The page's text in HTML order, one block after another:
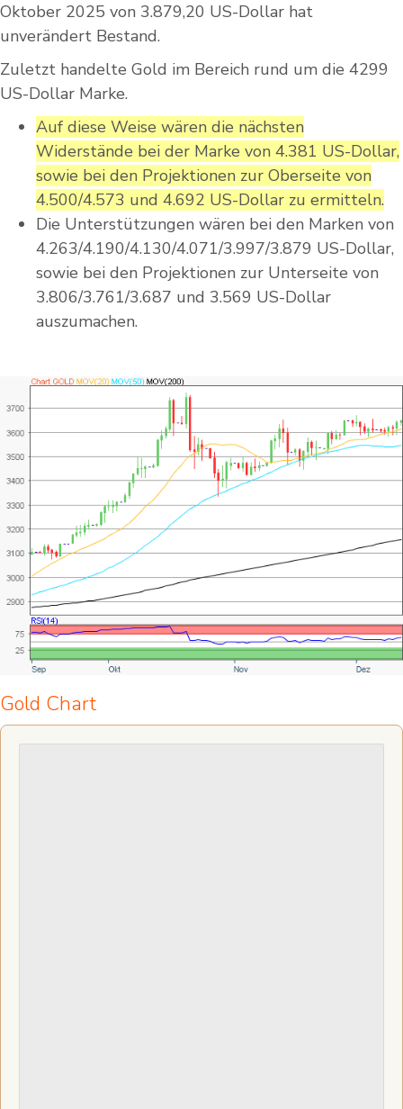
Oktober 2025 von 3.879,20 US-Dollar hat
unverändert Bestand.
Zuletzt handelte Gold im Bereich rund um die 4299
US-Dollar Marke.
Auf diese Weise wären die nächsten
Widerstände bei der Marke von 4.381 US-Dollar,
sowie bei den Projektionen zur Oberseite von
4.500/4.573 und 4.692 US-Dollar zu ermitteln.
Die Unterstützungen wären bei den Marken von
4.263/4.190/4.130/4.071/3.997/3.879 US-Dollar,
sowie bei den Projektionen zur Unterseite von
3.806/3.761/3.687 und 3.569 US-Dollar
auszumachen.
Gold Chart